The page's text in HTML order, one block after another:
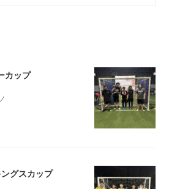
カップ
グスカップ